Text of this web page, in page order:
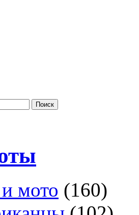
мото (160)